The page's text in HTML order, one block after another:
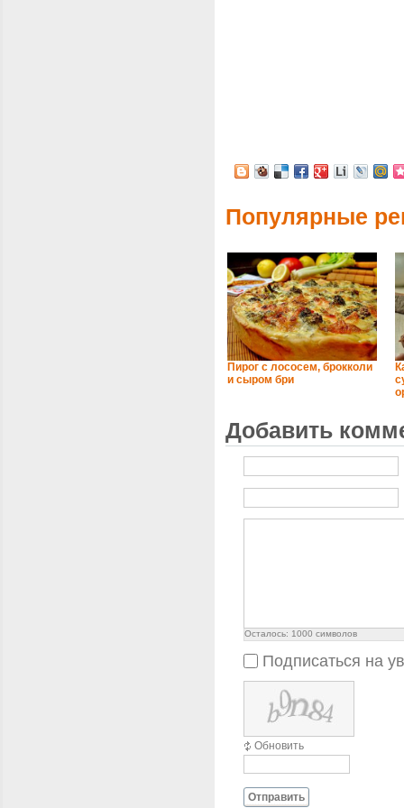
Популярные
Пирог с лососем, брокколи
и сыром бри
Добавить
Осталось: 1000 символов
Подписаться на
Обновить
Отправить